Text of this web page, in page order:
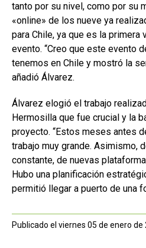
tanto por su nivel, como por su
«online» de los nueve ya
para Chile, ya que es la
evento. “Creo que este evento
tenemos en Chile y mostró la
añadió Álvarez.
Álvarez elogió el trabajo
Hermosilla que fue crucial y la
proyecto. “Estos meses antes
trabajo muy grande. Asimismo,
constante, de nuevas
Hubo una planificación
permitió llegar a puerto de una
Publicado el viernes 05 de enero de